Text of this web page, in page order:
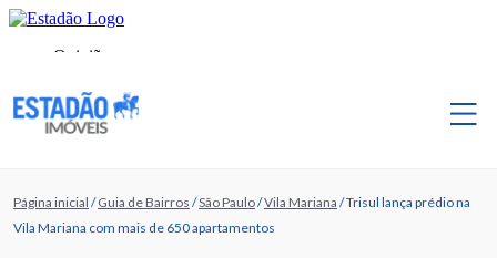
Página inicial /Guia de Bairros /São Paulo/Vila Mariana /Trisul lança prédio na
Vila Mariana com mais de 650 apartamentos